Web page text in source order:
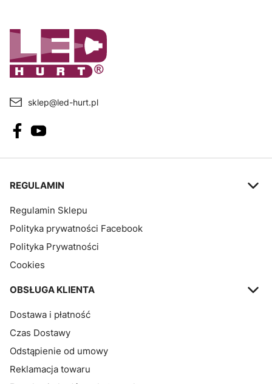
sklep@led-hurt.pl
Linki w stopce
REGULAMIN
Regulamin Sklepu
Polityka prywatności Facebook
Polityka Prywatności
Cookies
OBSŁUGA KLIENTA
Dostawa i płatność
Czas Dostawy
Odstąpienie od umowy
Reklamacja towaru